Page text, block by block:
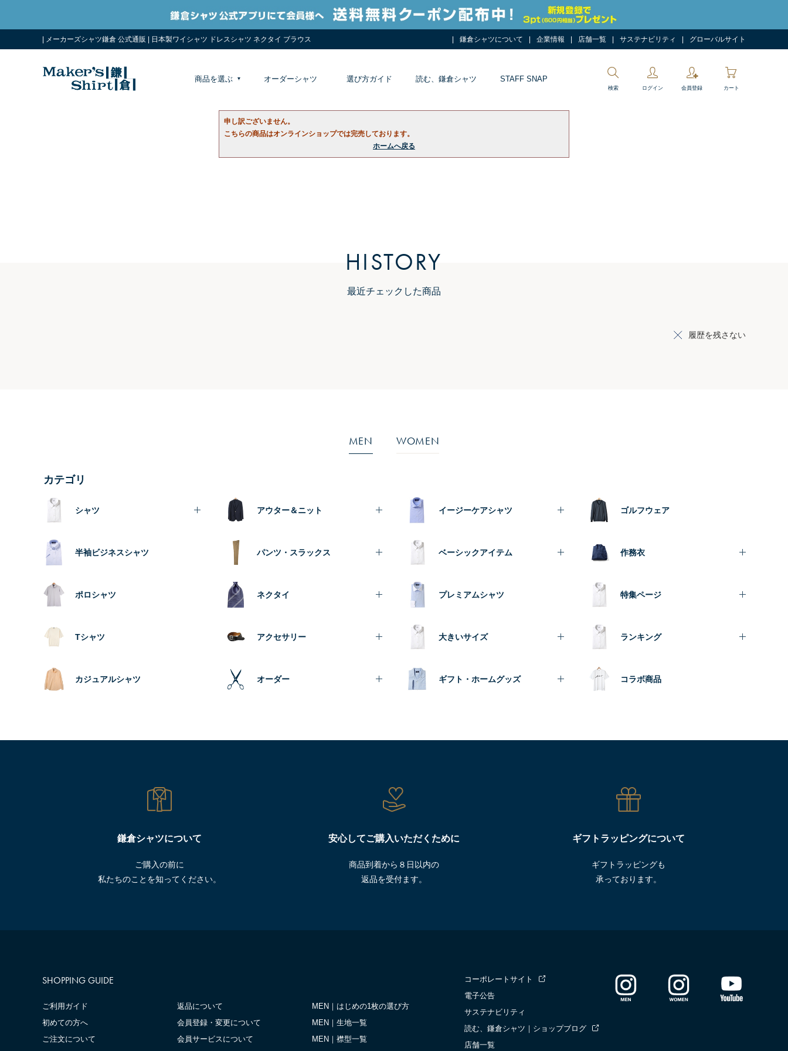
| メーカーズシャツ鎌倉 公式通販 | 日本製ワイシャツ ドレスシャツ ネクタイ ブラウス 鎌倉シャツについて 企業情報 店舗一覧 サステナビリティ グローバルサイト
商品を選ぶ オーダーシャツ 選び方ガイド 読む、鎌倉シャツ STAFF SNAP
検索 ログイン 会員登録 カート
申し訳ございません。
こちらの商品はオンラインショップでは完売しております。
ホームへ戻る
HISTORY
最近チェックした商品
履歴を残さない
MEN WOMEN
カテゴリ
シャツ
半袖ビジネスシャツ
ポロシャツ
Tシャツ
カジュアルシャツ
アウター＆ニット
パンツ・スラックス
ネクタイ
アクセサリー
オーダー
イージーケアシャツ
ベーシックアイテム
プレミアムシャツ
大きいサイズ
ギフト・ホームグッズ
ゴルフウェア
作務衣
特集ページ
ランキング
コラボ商品
鎌倉シャツについて
ご購入の前に
私たちのことを知ってください。
安心してご購入いただくために
商品到着から８日以内の
返品を受付ます。
ギフトラッピングについて
ギフトラッピングも
承っております。
SHOPPING GUIDE
ご利用ガイド
初めての方へ
ご注文について
返品について
会員登録・変更について
会員サービスについて
MEN｜はじめの1枚の選び方
MEN｜生地一覧
MEN｜襟型一覧
コーポレートサイト
電子公告
サステナビリティ
読む、鎌倉シャツ｜ショップブログ
店舗一覧